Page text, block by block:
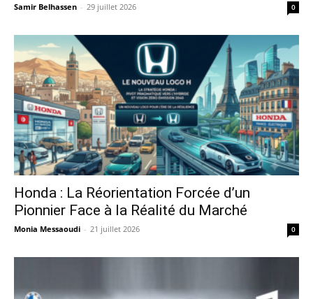
Samir Belhassen - 29 juillet 2026 0
Honda : La Réorientation Forcée d’un
Pionnier Face à la Réalité du Marché
Monia Messaoudi - 21 juillet 2026 0